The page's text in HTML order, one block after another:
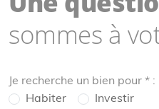
sommes à
Je recherche un bien pour * :
Habiter
Investir